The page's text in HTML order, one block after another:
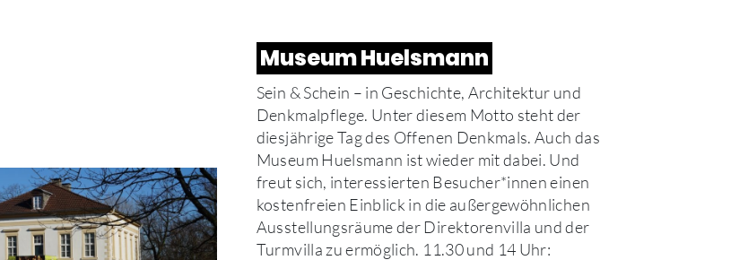
Museum Huelsmann
Sein & Schein – in Geschichte, Architektur und
Denkmalpflege. Unter diesem Motto steht der
diesjährige Tag des Offenen Denkmals. Auch das
Museum Huelsmann ist wieder mit dabei. Und
freut sich, interessierten Besucher*innen einen
kostenfreien Einblick in die außergewöhnlichen
Ausstellungsräume der Direktorenvilla und der
Turmvilla zu ermöglich. 11.30 und 14 Uhr: